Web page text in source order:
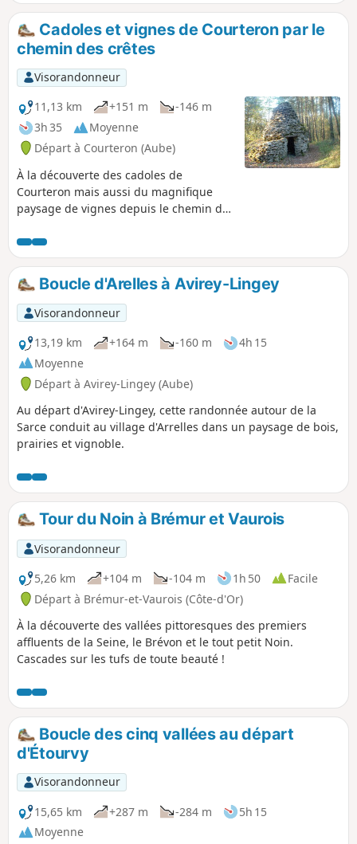
emprunte le tracé de l'ancienne voie
ferrée du "tacot" qui à partir de 1901
reliait les Riceys-Polisot à Cunfin.
Cadoles et vignes de Courteron par le
chemin des crêtes
Visorandonneur
11,13 km
+151 m
-146 m
3h 35
Moyenne
Départ à Courteron (Aube)
À la découverte des cadoles de
Courteron mais aussi du magnifique
paysage de vignes depuis le chemin des
Boucle d'Arelles à Avirey-Lingey
Visorandonneur
13,19 km
+164 m -160 m
4h 15
Moyenne
Départ à Avirey-Lingey (Aube)
Au départ d'Avirey-Lingey, cette randonnée autour de la
Sarce conduit au village d'Arrelles dans un paysage de bois,
prairies et vignoble.
Tour du Noin à Brémur et Vaurois
Visorandonneur
5,26 km
+104 m -104 m 1h 50
Facile
Départ à Brémur-et-Vaurois (Côte-d'Or)
À la découverte des vallées pittoresques des premiers
affluents de la Seine, le Brévon et le tout petit Noin.
Cascades sur les tufs de toute beauté !
Boucle des cinq vallées au départ
d'Étourvy
Visorandonneur
15,65 km
+287 m -284 m
5h 15
Moyenne